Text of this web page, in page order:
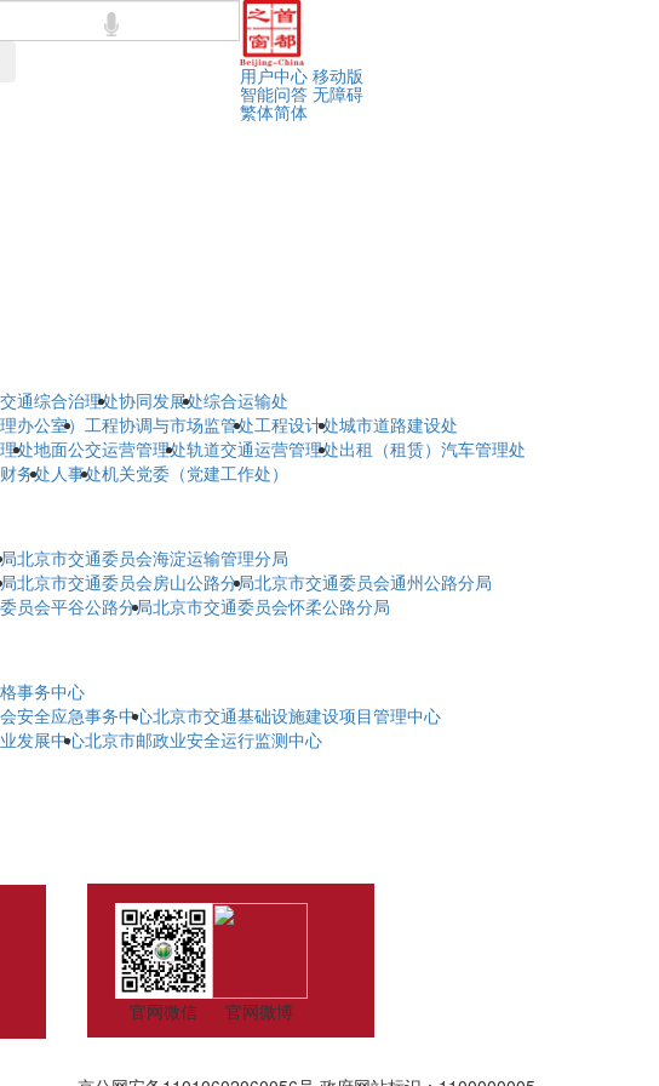
用户中心 移动版
智能问答 无障碍
繁体简体
交通综合治理处协同发展处综合运输处
办公室） 工程协调与市场监管处工程设计处城市道路建设处
处地面公交运营管理处轨道交通运营管理处出租（租赁）汽车管理处
财务处人事处机关党委（党建工作处）
北京市交通委员会海淀运输管理分局
北京市交通委员会房山公路分局北京市交通委员会通州公路分局
员会平谷公路分局北京市交通委员会怀柔公路分局
事务中心
安全应急事务中心北京市交通基础设施建设项目管理中心
发展中心北京市邮政业安全运行监测中心
官网微信 官网微博